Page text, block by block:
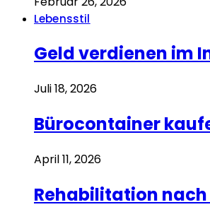
Lebensstil
Geld verdienen im
Juli 18, 2026
Bürocontainer
April 11, 2026
Rehabilitation